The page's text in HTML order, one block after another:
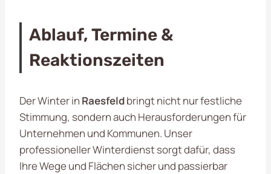
Ablauf, Termine &
Reaktionszeiten
Der Winter in Raesfeldbringt nicht nur festliche
Stimmung, sondern auch Herausforderungen für
Unternehmen und Kommunen. Unser
professioneller Winterdienst sorgt dafür, dass
Ihre Wege und Flächen sicher und passierbar